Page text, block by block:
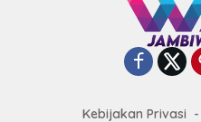
Kebijakan Privasi